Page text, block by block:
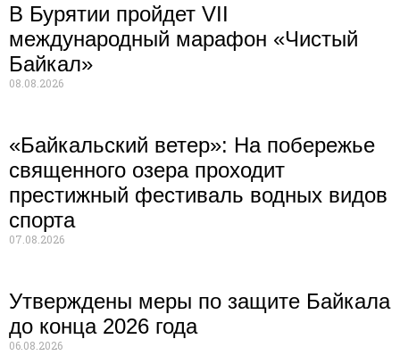
В Бурятии пройдет VII
международный марафон «Чистый
Байкал»
08.08.2026
«Байкальский ветер»: На побережье
священного озера проходит
престижный фестиваль водных видов
спорта
07.08.2026
Утверждены меры по защите Байкала
до конца 2026 года
06.08.2026